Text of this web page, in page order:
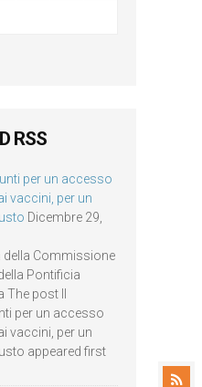
RSS
per un accesso
vaccini, per un
Dicembre 29,
Commissione
Pontificia
post Il
per un accesso
vaccini, per un
appeared first